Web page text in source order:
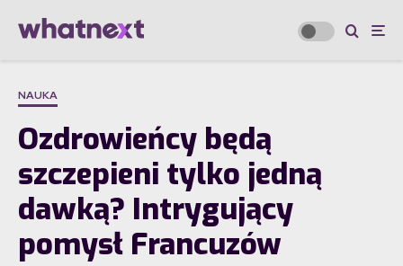
NAUKA
Ozdrowieńcy będą
szczepieni tylko jedną
dawką? Intrygujący
pomysł Francuzów